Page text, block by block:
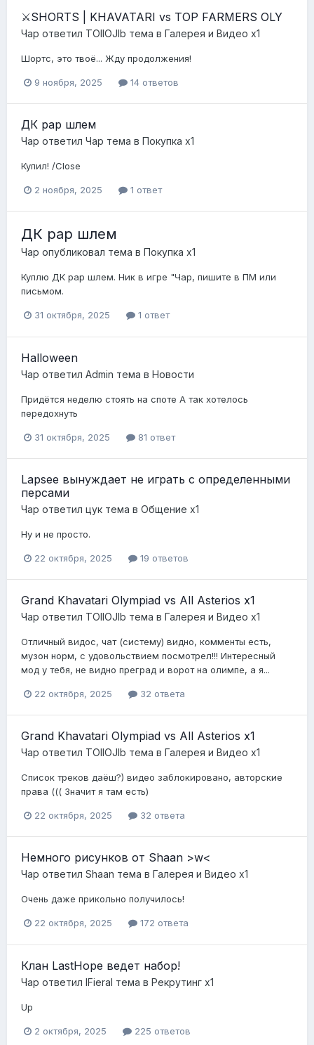
⚔️SHORTS | KHAVATARI vs TOP FARMERS OLY
Чар ответил TOIIOJIb тема в Галерея и Видео x1
Шортс, это твоё... Жду продолжения!
9 ноября, 2025 14 ответов
ДК рар шлем
Чар ответил Чар тема в Покупка x1
Купил! /Close
2 ноября, 2025 1 ответ
ДК рар шлем
Чар опубликовал тема в Покупка x1
Куплю ДК рар шлем. Ник в игре "Чар, пишите в ПМ или
письмом.
31 октября, 2025 1 ответ
Halloween
Чар ответил Admin тема в Новости
Придётся неделю стоять на споте А так хотелось
передохнуть
31 октября, 2025 81 ответ
Lapsee вынуждает не играть с определенными
персами
Чар ответил цук тема в Общение x1
Ну и не просто.
22 октября, 2025 19 ответов
Grand Khavatari Olympiad vs All Asterios x1
Чар ответил TOIIOJIb тема в Галерея и Видео x1
Отличный видос, чат (систему) видно, комменты есть,
музон норм, с удовольствием посмотрел!!! Интересный
мод у тебя, не видно преград и ворот на олимпе, а я...
22 октября, 2025 32 ответа
Grand Khavatari Olympiad vs All Asterios x1
Чар ответил TOIIOJIb тема в Галерея и Видео x1
Список треков даёш?) видео заблокировано, авторские
права ((( Значит я там есть)
22 октября, 2025 32 ответа
Немного рисунков от Shaan >w<
Чар ответил Shaan тема в Галерея и Видео x1
Очень даже прикольно получилось!
22 октября, 2025 172 ответа
Клан LastHope ведет набор!
Чар ответил IFieraI тема в Рекрутинг х1
Up
2 октября, 2025 225 ответов